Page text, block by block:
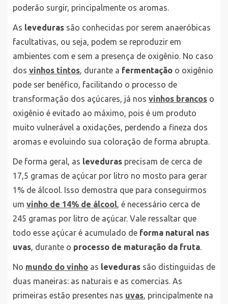
poderão surgir, principalmente os aromas.
As leveduras são conhecidas por serem anaeróbicas
facultativas, ou seja, podem se reproduzir em
ambientes com e sem a presença de oxigênio. No caso
dos vinhos tintos, durante a fermentação o oxigênio
pode ser benéfico, facilitando o processo de
transformação dos açúcares, já nos vinhos brancos o
oxigênio é evitado ao máximo, pois é um produto
muito vulnerável a oxidações, perdendo a fineza dos
aromas e evoluindo sua coloração de forma abrupta.
De forma geral, as leveduras precisam de cerca de
17,5 gramas de açúcar por litro no mosto para gerar
1% de álcool. Isso demostra que para conseguirmos
um vinho de 14% de álcool, é necessário cerca de
245 gramas por litro de açúcar. Vale ressaltar que
todo esse açúcar é acumulado de forma natural nas
uvas, durante o processo de maturação da fruta.
No mundo do vinho as leveduras são distinguidas de
duas maneiras: as naturais e as comercias. As
primeiras estão presentes nas uvas, principalmente na